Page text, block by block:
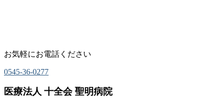
お気軽にお電話ください
0545-36-0277
医療法人 十全会 聖明病院